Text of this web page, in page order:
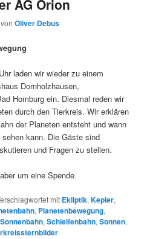
AG Orion
vonOliver Debus
laden wir wieder zu einem
Dornholzhausen,
Homburg ein. Diesmal reden wir
durch den Tierkreis. Wir erklären
der Planeten entsteht und wann
kann. Die Gäste sind
und Fragen zu stellen.
um eine Spende.
mit Ekliptik,Kepler,
, Planetenbewegung,
,Schleifenbahn,Sonnen,